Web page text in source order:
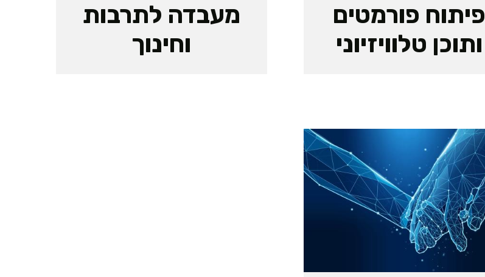
פיתוח פורמטים
ותוכן טלוויזיוני
מעבדה לתרבות
וחינוך